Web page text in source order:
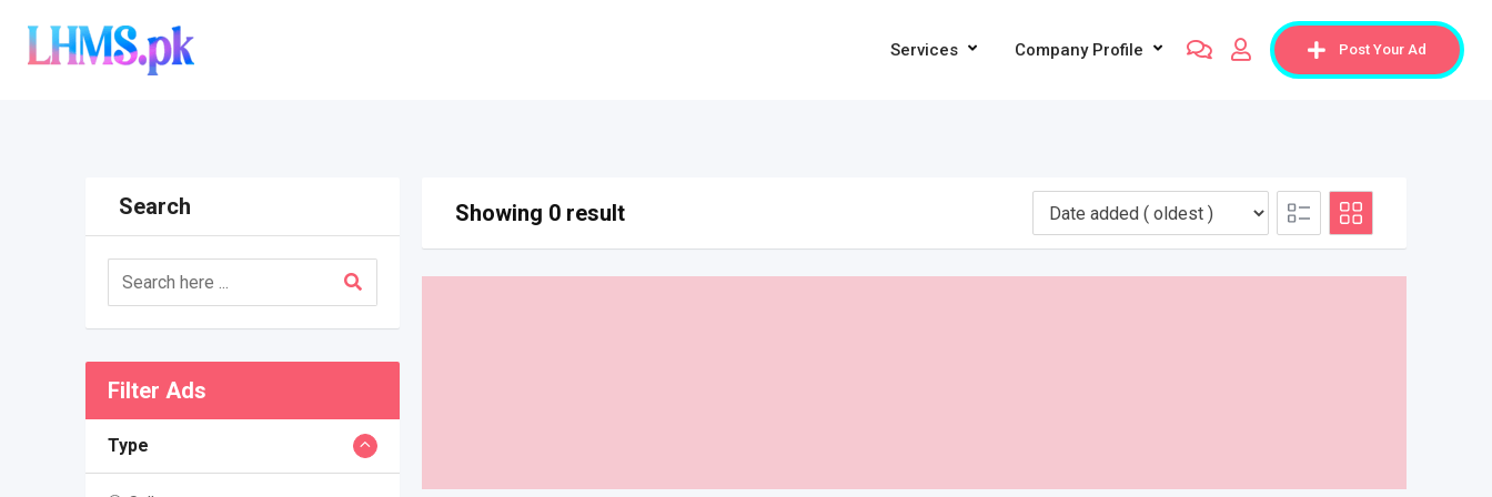
content
Post Your Ad
Services Company Profile
Search
Filter Ads
Type
Showing 0 result